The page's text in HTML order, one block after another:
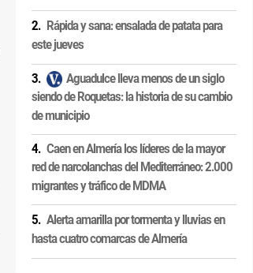
Rápida y sana: ensalada de patata para
este jueves
Aguadulce lleva menos de un siglo
siendo de Roquetas: la historia de su cambio
de municipio
Caen en Almería los líderes de la mayor
red de narcolanchas del Mediterráneo: 2.000
migrantes y tráfico de MDMA
Alerta amarilla por tormenta y lluvias en
hasta cuatro comarcas de Almería